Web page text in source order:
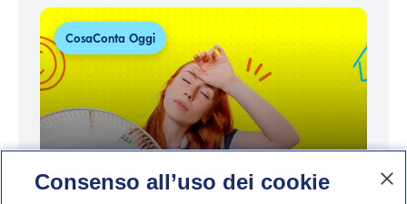
CosaConta Oggi
Consenso all’uso dei cookie